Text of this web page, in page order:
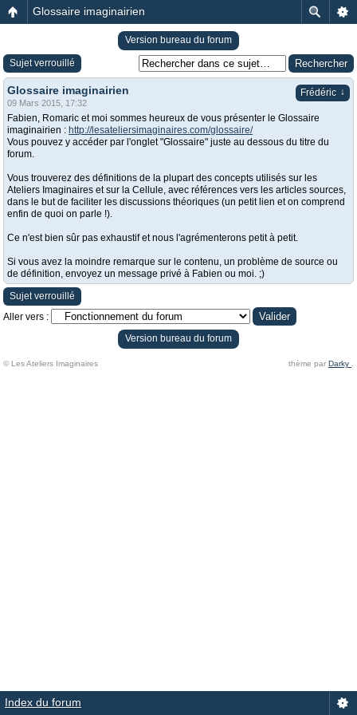
Glossaire imaginairien
Version bureau du forum
Sujet verrouillé
Frédéric ↓
Glossaire imaginairien
09 Mars 2015, 17:32
Fabien, Romaric et moi sommes heureux de vous présenter le Glossaire
imaginairien : http://lesateliersimaginaires.com/glossaire/
Vous pouvez y accéder par l'onglet "Glossaire" juste au dessous du titre du
forum.
Vous trouverez des définitions de la plupart des concepts utilisés sur les
Ateliers Imaginaires et sur la Cellule, avec références vers les articles sources,
dans le but de faciliter les discussions théoriques (un petit lien et on comprend
enfin de quoi on parle !).
Ce n'est bien sûr pas exhaustif et nous l'agrémenterons petit à petit.
Si vous avez la moindre remarque sur le contenu, un problème de source ou
de définition, envoyez un message privé à Fabien ou moi. ;)
Sujet verrouillé
Aller vers :
Version bureau du forum
© Les Ateliers Imaginaires thème par Darky
Index du forum